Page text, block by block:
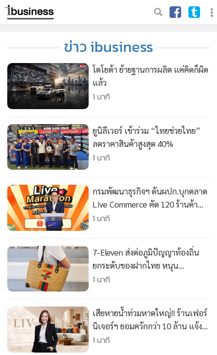
ข่าว ibusiness
โตโยต้า ย้ายฐานการผลิต แค่คิดก็ผิด
แล้ว
1 นาที
ยูนิลีเวอร์ เข้าร่วม “ไทยช่วยไทย”
ลดราคาสินค้าสูงสุด 40%
1 นาที
กรมพัฒนาธุรกิจฯ ดันผปก.บุกตลาด
Live Commerce คัด 120 ร้านค้า
ไลฟ์ขายผ่าน Shopee โค้ดส่วนลด
1 นาที
7-Eleven ส่งต่อภูมิปัญญาท้องถิ่น
ยกระดับของฝากไทย หนุน
“กระเป๋าจักสานกระจูดทะเลน้อย
1 นาที
เสียหายน้ำท่วมหาดใหญ่!! ร้านเฟอร์
นิเจอร์ฯ ยอมควักกว่า 10 ล้าน แจ้ง
เกิดใหม่อีกรอบแบรนด์ LIV Design
1 นาที